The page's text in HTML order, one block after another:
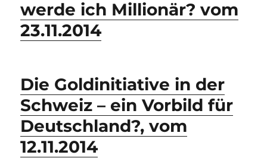
werde ich Millionär? vom
23.11.2014
Die Goldinitiative in der
Schweiz – ein Vorbild für
Deutschland?, vom
12.11.2014